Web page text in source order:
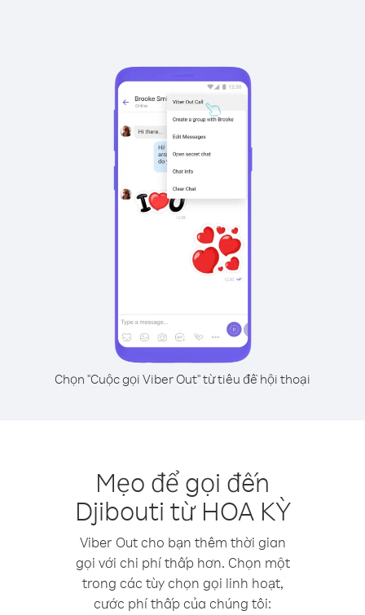
Chọn "Cuộc gọi Viber Out" từ tiêu đề hội thoại
Mẹo để gọi đến
Djibouti từ HOA KỲ
Viber Out cho bạn thêm thời gian
gọi với chi phí thấp hơn. Chọn một
trong các tùy chọn gọi linh hoạt,
cước phí thấp của chúng tôi: